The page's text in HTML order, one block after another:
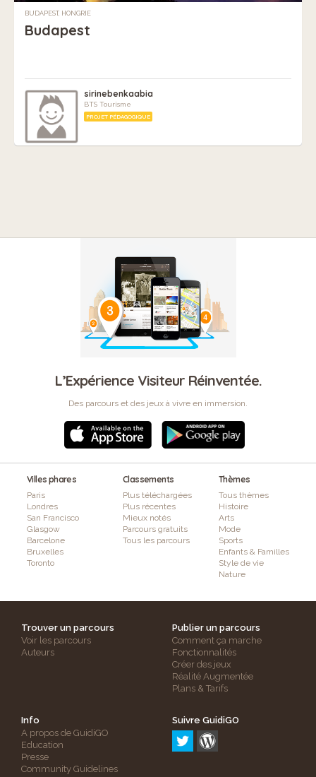
BUDAPEST, HONGRIE
Budapest
sirinebenkaabia
BTS Tourisme
PROJET PÉDAGOGIQUE
L’Expérience Visiteur Réinventée.
Des parcours et des jeux à vivre en immersion.
Villes phares
Paris
Londres
San Francisco
Glasgow
Barcelone
Bruxelles
Toronto
Classements
Plus téléchargées
Plus récentes
Mieux notés
Parcours gratuits
Tous les parcours
Thèmes
Tous thèmes
Histoire
Arts
Mode
Sports
Enfants & Familles
Style de vie
Nature
Trouver un parcours
Voir les parcours
Auteurs
Publier un parcours
Comment ça marche
Fonctionnalités
Créer des jeux
Réalité Augmentée
Plans & Tarifs
Info
A propos de GuidiGO
Education
Presse
Community Guidelines
Suivre GuidiGO